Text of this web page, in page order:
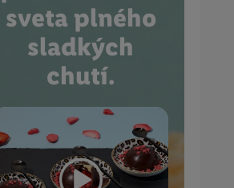
sveta plného
sladkých
chutí.